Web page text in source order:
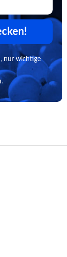
nur wichtige